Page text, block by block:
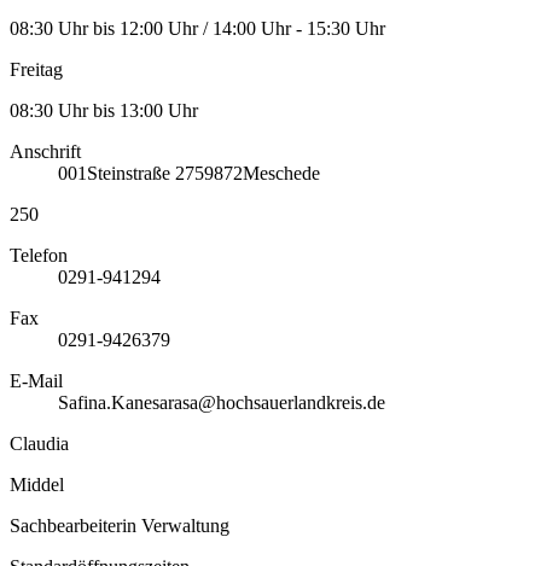
08:30 Uhr bis 12:00 Uhr / 14:00 Uhr - 15:30 Uhr
Freitag
08:30 Uhr bis 13:00 Uhr
Anschrift
001 Steinstraße 2759872Meschede
250
Telefon
0291-941294
Fax
0291-9426379
E-Mail
Safina.Kanesarasa@hochsauerlandkreis.de
Claudia
Middel
Sachbearbeiterin Verwaltung